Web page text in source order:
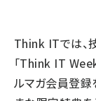
Think ITでは、
「Think IT
ルマガ会員登録